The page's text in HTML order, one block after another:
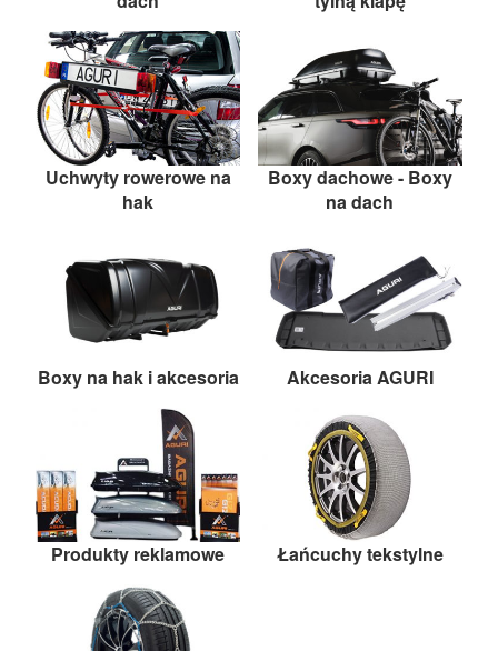
UCHWYTY ROWEROWE NA TYLNĄ KLAPĘ
BOXY NA HAK I AKCESORIA
Uchwyty rowerowe na
hak
Boxy dachowe - Boxy
na dach
Boxy na hak i akcesoria Akcesoria AGURI
Produkty reklamowe Łańcuchy tekstylne